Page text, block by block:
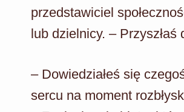
przedstawiciel
lub dzielnicy. –
– Dowiedziałeś się
sercu na moment